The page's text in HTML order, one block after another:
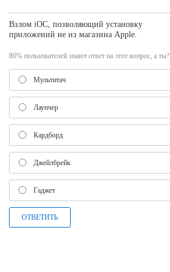
Взлом iОС, позволяющий установку
приложений не из магазина Apple.
80% пользователей знают ответ на этот вопрос, а ты?
Мультитач
Лаунчер
Кардборд
Джейлбрейк
Гаджет